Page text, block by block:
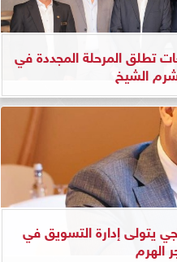
تطلق المرحلة المجددة في
الشيخ
يتولى إدارة التسويق في
الهرم